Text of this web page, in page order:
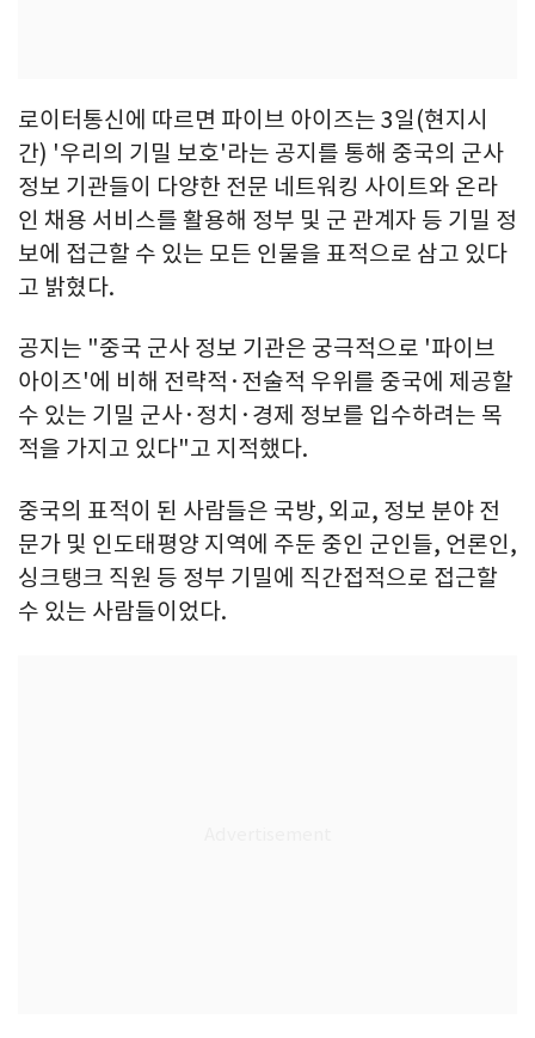
로이터통신에 따르면 파이브 아이즈는 3일(현지시
간) '우리의 기밀 보호'라는 공지를 통해 중국의 군사
정보 기관들이 다양한 전문 네트워킹 사이트와 온라
인 채용 서비스를 활용해 정부 및 군 관계자 등 기밀 정
보에 접근할 수 있는 모든 인물을 표적으로 삼고 있다
고 밝혔다.
공지는 "중국 군사 정보 기관은 궁극적으로 '파이브
아이즈'에 비해 전략적·전술적 우위를 중국에 제공할
수 있는 기밀 군사·정치·경제 정보를 입수하려는 목
적을 가지고 있다"고 지적했다.
중국의 표적이 된 사람들은 국방, 외교, 정보 분야 전
문가 및 인도태평양 지역에 주둔 중인 군인들, 언론인,
싱크탱크 직원 등 정부 기밀에 직간접적으로 접근할
수 있는 사람들이었다.